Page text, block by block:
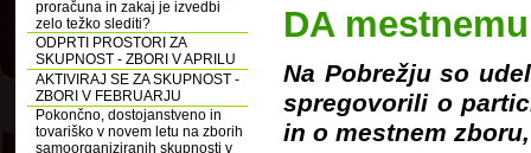
proračuna in zakaj je izvedbi
zelo težko slediti?
ODPRTI PROSTORI ZA
SKUPNOST - ZBORI V APRILU
AKTIVIRAJ SE ZA SKUPNOST -
ZBORI V FEBRUARJU
Pokončno, dostojanstveno in
tovariško v novem letu na zborih
samoorganiziranih skupnosti v
DA
Na Pobrežju so
spregovorili o
in o mestnem